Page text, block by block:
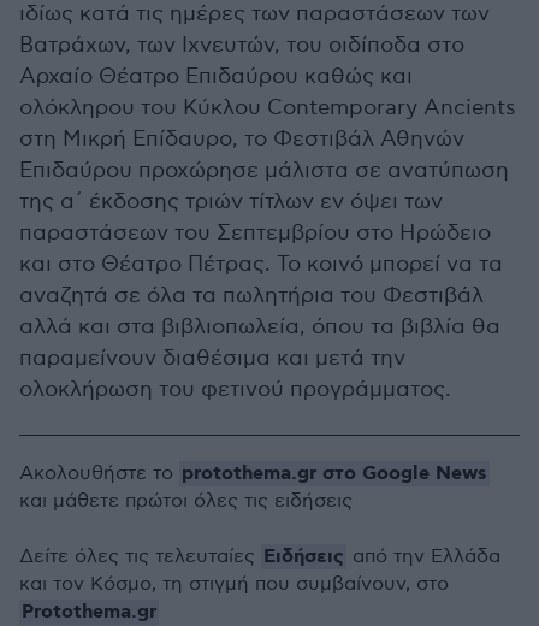
ιδίως κατά τις ημέρες των παραστάσεων των
Βατράχων, των Ιχνευτών, του οιδίποδα στο
Αρχαίο Θέατρο Επιδαύρου καθώς και
ολόκληρου του Κύκλου Contemporary Ancients
στη Μικρή Επίδαυρο, το Φεστιβάλ Αθηνών
Επιδαύρου προχώρησε μάλιστα σε ανατύπωση
της α΄ έκδοσης τριών τίτλων εν όψει των
παραστάσεων του Σεπτεμβρίου στο Ηρώδειο
και στο Θέατρο Πέτρας. Το κοινό μπορεί να τα
αναζητά σε όλα τα πωλητήρια του Φεστιβάλ
αλλά και στα βιβλιοπωλεία, όπου τα βιβλία θα
παραμείνουν διαθέσιμα και μετά την
ολοκλήρωση του φετινού προγράμματος.
Ακολουθήστε το protothema.gr στο Google News
και μάθετε πρώτοι όλες τις ειδήσεις
Δείτε όλες τις τελευταίες Ειδήσεις από την Ελλάδα
και τον Κόσμο, τη στιγμή που συμβαίνουν, στο
Protothema.gr